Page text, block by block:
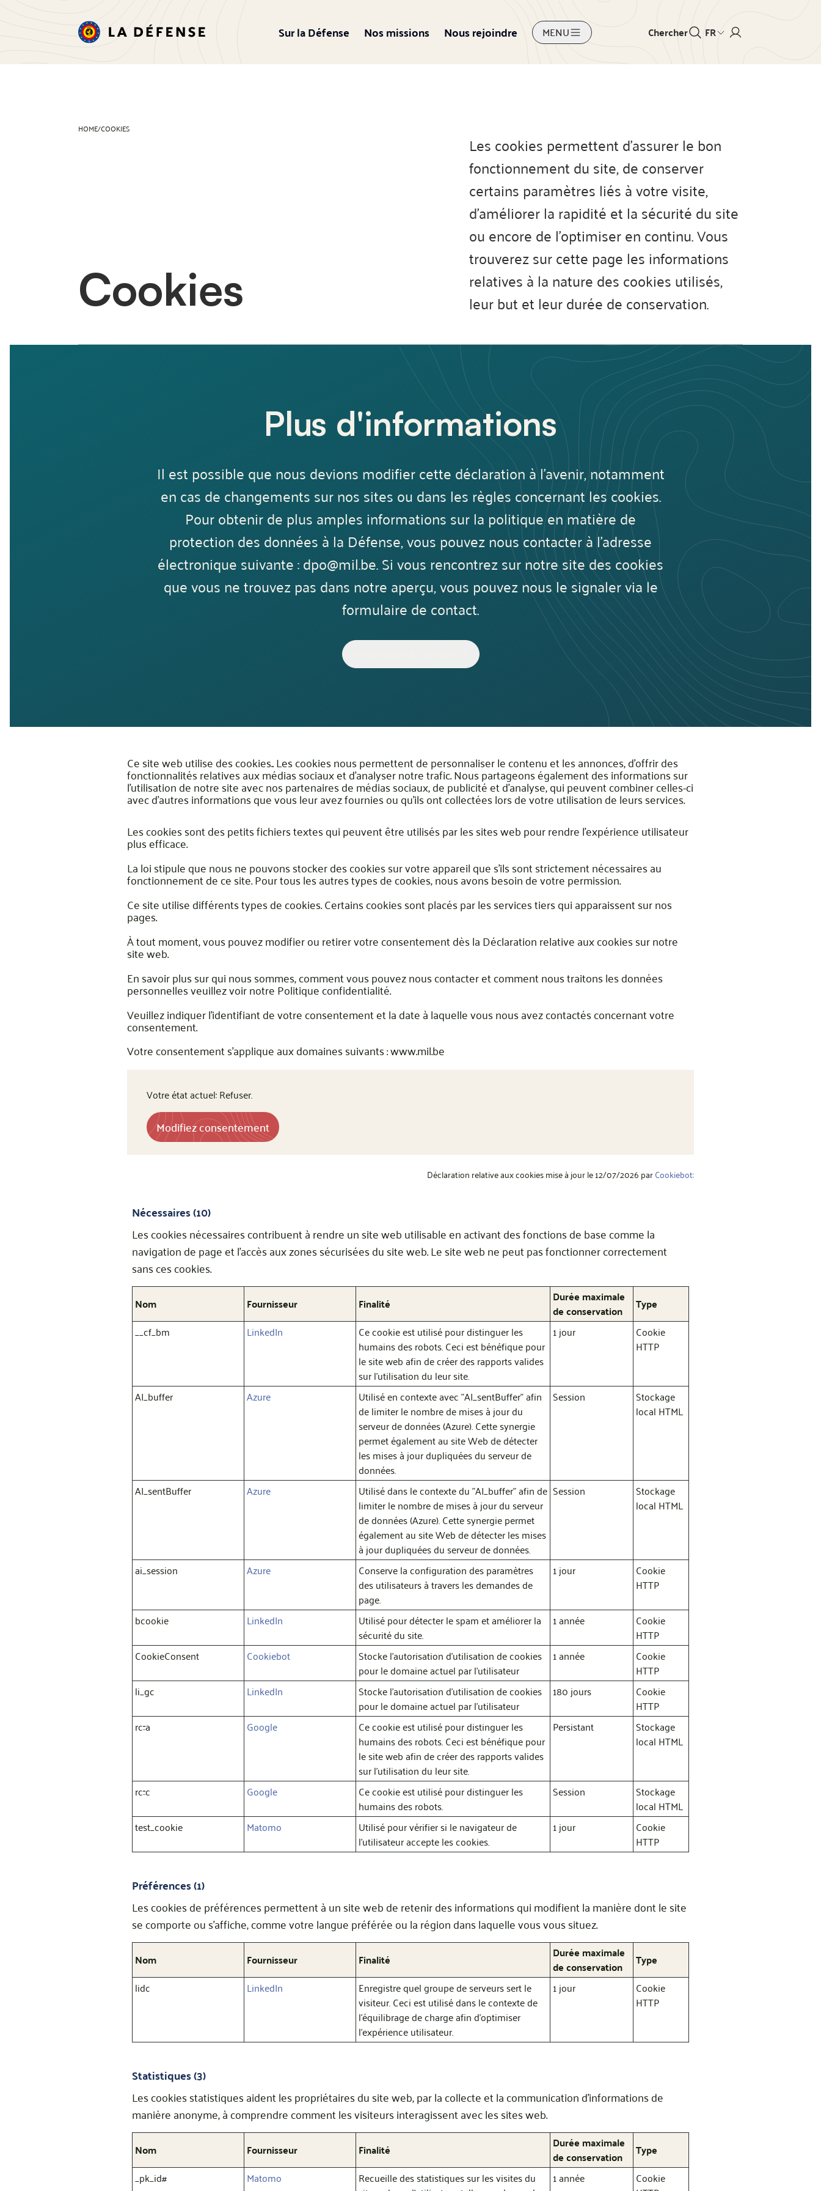
Sur la Défense Nos missions Nous rejoindre MENU Chercher FR
HOME/COOKIES
Cookies
Les cookies permettent d'assurer le bon
fonctionnement du site, de conserver
certains paramètres liés à votre visite,
d'améliorer la rapidité et la sécurité du site
ou encore de l’optimiser en continu. Vous
trouverez sur cette page les informations
relatives à la nature des cookies utilisés,
leur but et leur durée de conservation.
Plus d'informations
Il est possible que nous devions modifier cette déclaration à l’avenir, notamment
en cas de changements sur nos sites ou dans les règles concernant les cookies.
Pour obtenir de plus amples informations sur la politique en matière de
protection des données à la Défense, vous pouvez nous contacter à l'adresse
électronique suivante : dpo@mil.be. Si vous rencontrez sur notre site des cookies
que vous ne trouvez pas dans notre aperçu, vous pouvez nous le signaler via le
formulaire de contact.
Ce site web utilise des cookies.. Les cookies nous permettent de personnaliser le contenu et les annonces, d'offrir des
fonctionnalités relatives aux médias sociaux et d'analyser notre trafic. Nous partageons également des informations sur
l'utilisation de notre site avec nos partenaires de médias sociaux, de publicité et d'analyse, qui peuvent combiner celles-ci
avec d'autres informations que vous leur avez fournies ou qu'ils ont collectées lors de votre utilisation de leurs services.
Les cookies sont des petits fichiers textes qui peuvent être utilisés par les sites web pour rendre l'expérience utilisateur
plus efficace.
La loi stipule que nous ne pouvons stocker des cookies sur votre appareil que s’ils sont strictement nécessaires au
fonctionnement de ce site. Pour tous les autres types de cookies, nous avons besoin de votre permission.
Ce site utilise différents types de cookies. Certains cookies sont placés par les services tiers qui apparaissent sur nos
pages.
À tout moment, vous pouvez modifier ou retirer votre consentement dès la Déclaration relative aux cookies sur notre
site web.
En savoir plus sur qui nous sommes, comment vous pouvez nous contacter et comment nous traitons les données
personnelles veuillez voir notre Politique confidentialité.
Veuillez indiquer l'identifiant de votre consentement et la date à laquelle vous nous avez contactés concernant votre
consentement.
Votre consentement s'applique aux domaines suivants : www.mil.be
Votre état ​​actuel: Refuser.
Modifiez consentement
Déclaration relative aux cookies mise à jour le 12/07/2026 parCookiebot:
Nécessaires (10)
Les cookies nécessaires contribuent à rendre un site web utilisable en activant des fonctions de base comme la
navigation de page et l'accès aux zones sécurisées du site web. Le site web ne peut pas fonctionner correctement
sans ces cookies.
Nom Fournisseur Finalité
Durée maximale
de conservation
Type
__cf_bm LinkedIn
Ce cookie est utilisé pour distinguer les
humains des robots. Ceci est bénéfique pour
le site web afin de créer des rapports valides
sur l'utilisation du leur site.
1 jour
Cookie
HTTP
AI_buffer Azure
Utilisé en contexte avec "AI_sentBuffer" afin
de limiter le nombre de mises à jour du
serveur de données (Azure). Cette synergie
permet également au site Web de détecter
les mises à jour dupliquées du serveur de
données.
Session
Stockage
local HTML
AI_sentBuffer Azure
Utilisé dans le contexte du "AI_buffer" afin de
limiter le nombre de mises à jour du serveur
de données (Azure). Cette synergie permet
également au site Web de détecter les mises
à jour dupliquées du serveur de données.
Session
Stockage
local HTML
ai_session Azure
Conserve la configuration des paramètres
des utilisateurs à travers les demandes de
page.
1 jour
Cookie
HTTP
bcookie LinkedIn
Utilisé pour détecter le spam et améliorer la
sécurité du site.
1 année
Cookie
HTTP
CookieConsent
Cookiebot
Stocke l'autorisation d'utilisation de cookies
pour le domaine actuel par l'utilisateur
1 année
Cookie
HTTP
li_gc
LinkedIn
Stocke l'autorisation d'utilisation de cookies
pour le domaine actuel par l'utilisateur
180 jours
Cookie
HTTP
rc::a
Google
Ce cookie est utilisé pour distinguer les
humains des robots. Ceci est bénéfique pour
le site web afin de créer des rapports valides
sur l'utilisation du leur site.
Persistant
Stockage
local HTML
rc::c Google
Ce cookie est utilisé pour distinguer les
humains des robots.
Session
Stockage
local HTML
test_cookie
Matomo
Utilisé pour vérifier si le navigateur de
l'utilisateur accepte les cookies.
1 jour
Cookie
HTTP
Préférences (1)
Les cookies de préférences permettent à un site web de retenir des informations qui modifient la manière dont le site
se comporte ou s’affiche, comme votre langue préférée ou la région dans laquelle vous vous situez.
Nom Fournisseur Finalité
Durée maximale
de conservation
Type
lidc LinkedIn
Enregistre quel groupe de serveurs sert le
visiteur. Ceci est utilisé dans le contexte de
l'équilibrage de charge afin d'optimiser
l'expérience utilisateur.
1 jour
Cookie
HTTP
Statistiques (3)
Les cookies statistiques aident les propriétaires du site web, par la collecte et la communication d'informations de
manière anonyme, à comprendre comment les visiteurs interagissent avec les sites web.
Nom Fournisseur Finalité
Durée maximale
de conservation
Type
_pk_id# Matomo
Recueille des statistiques sur les visites du
1 année
Cookie